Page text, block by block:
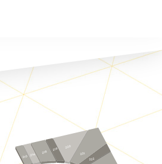
220
221
222
219
218
214
210